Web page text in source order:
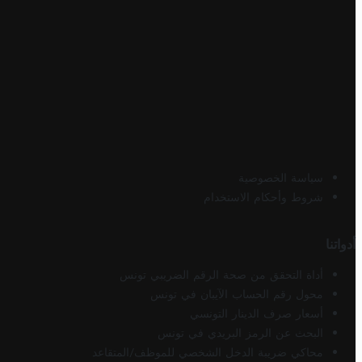
سياسة الخصوصية
شروط وأحكام الاستخدام
أدواتنا
أداة التحقق من صحة الرقم الضريبي تونس
محول رقم الحساب الآيبان في تونس
أسعار صرف الدينار التونسي
البحث عن الرمز البريدي في تونس
محاكي ضريبة الدخل الشخصي للموظف/المتقاعد